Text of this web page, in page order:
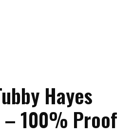
Hayes
100% Proof